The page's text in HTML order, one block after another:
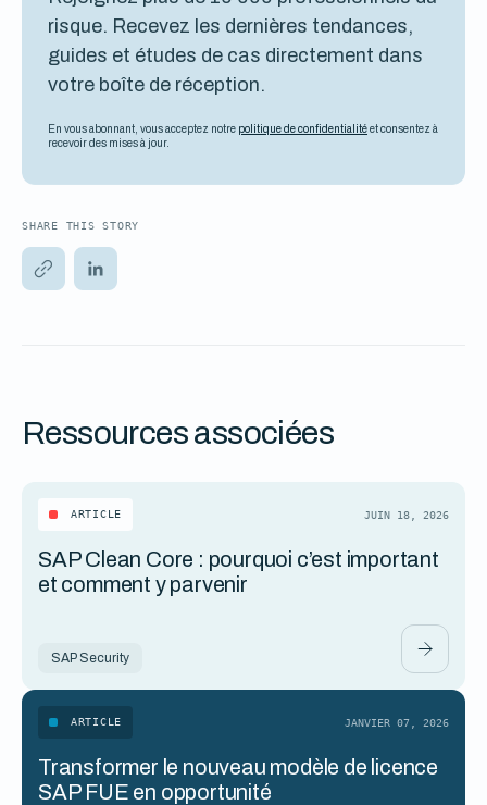
risque. Recevez les dernières tendances,
guides et études de cas directement dans
votre boîte de réception.
En vous abonnant, vous acceptez notre politique de confidentialitéet consentez à
recevoir des mises à jour.
SHARE THIS STORY
Ressources associées
ARTICLE JUIN 18, 2026
SAP Clean Core : pourquoi c’est important
et comment y parvenir
SAP Security
ARTICLE JANVIER 07, 2026
Transformer le nouveau modèle de licence
SAP FUE en opportunité